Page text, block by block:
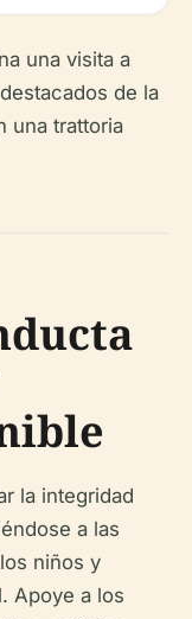
una visita a
de la
una trattoria
la integridad
a las
niños y
Apoye a los